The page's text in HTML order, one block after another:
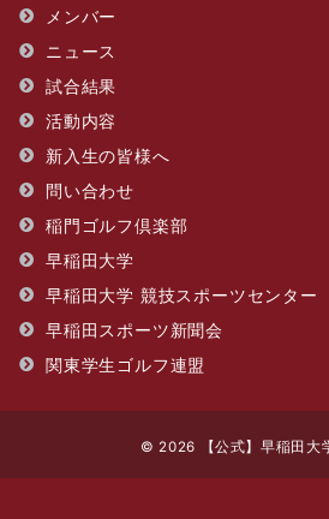
メンバー
ニュース
試合結果
活動内容
新入生の皆様へ
問い合わせ
​稲門ゴルフ倶楽部
早稲田大学
早稲田大学 競技スポーツセンター
早稲田スポーツ新聞会
関東学生ゴルフ連盟
© 2026 【公式】早稲田大